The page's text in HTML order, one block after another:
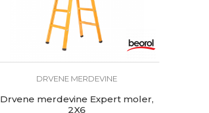
DRVENE MERDEVINE
Drvene merdevine Expert moler,
2X6